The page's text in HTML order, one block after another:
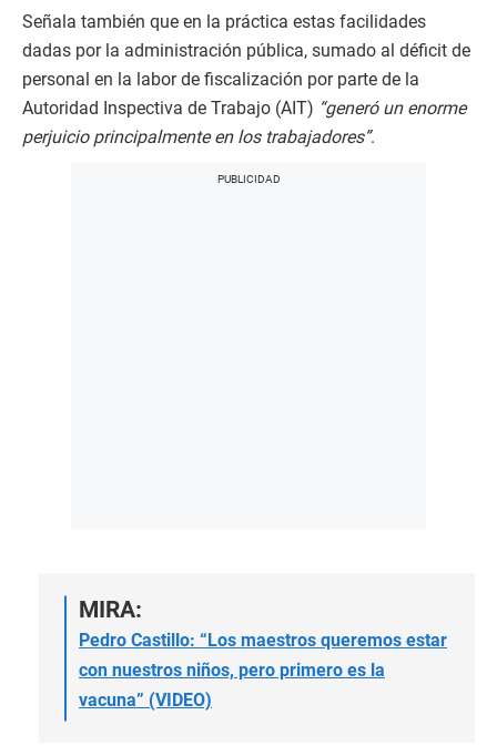
Señala también que en la práctica estas facilidades
dadas por la administración pública, sumado al déficit de
personal en la labor de fiscalización por parte de la
Autoridad Inspectiva de Trabajo (AIT) “generó un enorme
perjuicio principalmente en los trabajadores”.
MIRA:
Pedro Castillo: “Los maestros queremos estar
con nuestros niños, pero primero es la
vacuna” (VIDEO)